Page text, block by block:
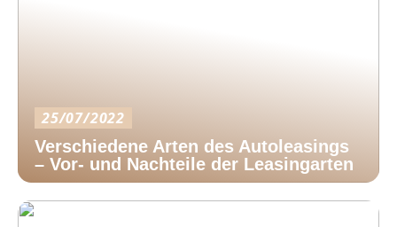
25/07/2022
Verschiedene Arten des Autoleasings
– Vor- und Nachteile der Leasingarten